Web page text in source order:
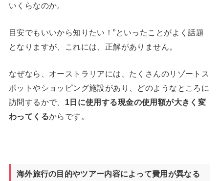
いくらなのか。
目安でもいいから知りたい！”といったことがよく話題
となりますが、これには、正解がありません。
なぜなら、オーストラリアには、たくさんのリゾートス
ポットやショッピング施設があり、どのようなところに
訪問するかで、 1 日に使用する現金の使用額が大きく変
わってくるからです。
海外旅行の目的やツアー内容によって費用が異なる